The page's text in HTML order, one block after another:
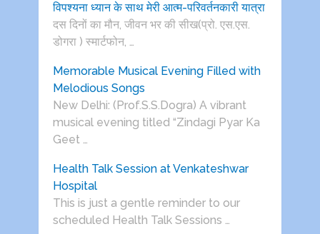
विपश्यना ध्यान के साथ मेरी आत्म-परिवर्तनकारी यात्रा
दस दिनों का मौन, जीवन भर की सीख(प्रो. एस.एस.
डोगरा ) स्मार्टफोन, …
Memorable Musical Evening Filled with
Melodious Songs
New Delhi: (Prof.S.S.Dogra) A vibrant
musical evening titled “Zindagi Pyar Ka
Geet …
Health Talk Session at Venkateshwar
Hospital
This is just a gentle reminder to our
scheduled Health Talk Sessions …